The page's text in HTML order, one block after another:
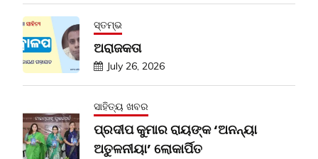
ସ୍ତମ୍ଭ
ଅରାଜକତା
July 26, 2026
ସାହିତ୍ୟ ଖବର
ପ୍ରଦୀପ କୁମାର ରାୟଙ୍କ ‘ଅନନ୍ୟା
ଅତୁଳନୀୟା’ ଲୋକାର୍ପିତ